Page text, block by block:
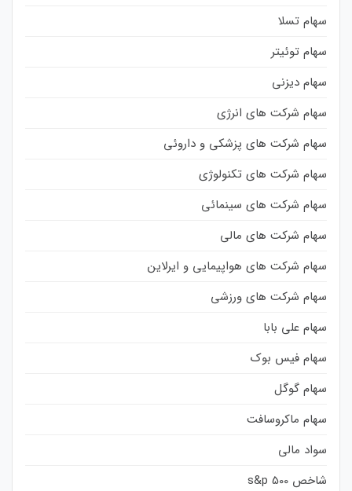
سهام تسلا
سهام توئیتر
سهام دیزنی
سهام شرکت های انرژی
سهام شرکت های پزشکی و داروئی
سهام شرکت های تکنولوژی
سهام شرکت های سینمائی
سهام شرکت های مالی
سهام شرکت های هواپیمایی و ایرلاین
سهام شرکت های ورزشی
سهام علی بابا
سهام فیس بوک
سهام گوگل
سهام ماکروسافت
سواد مالی
شاخص s&p 500